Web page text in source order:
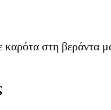
στη βεράντα